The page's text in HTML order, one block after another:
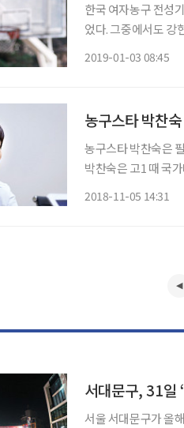
한국 여자농구 전성
었다. 그중에서도 강
2019-01-03 08:45
농구스타 박찬
농구스타 박찬숙은
박찬숙은 고1 때 국
2018-11-05 14:31
서대문구, 31일
서울 서대문구가 올해